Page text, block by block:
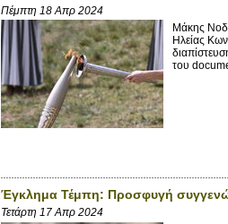
Πέμπτη 18 Απρ 2024
Μάκης
Ηλείας
του
Έγκλημα Τέμπη: Προσφυγή
Τετάρτη 17 Απρ 2024